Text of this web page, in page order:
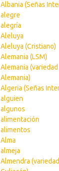
Albania (Señas
alegre
alegría
Aleluya
Aleluya (Cristiano)
Alemania (LSM)
Alemania
Alemania)
Algeria (Señas
alguien
algunos
alimentación
alimentos
Alma
almeja
Almendra